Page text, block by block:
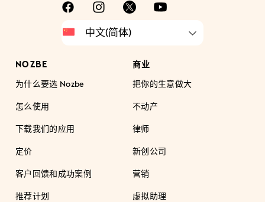
NOZBE
为什么要选 Nozbe
怎么使用
下载我们的应用
定价
客户回馈和成功案例
推荐计划
商业
把你的生意做大
不动产
律师
新创公司
营销
虚拟助理